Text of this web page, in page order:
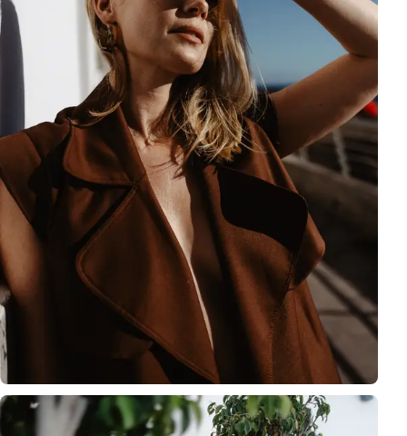
Naturalny portret Karoliny Chapko w ciepłym świetle słonecznym,